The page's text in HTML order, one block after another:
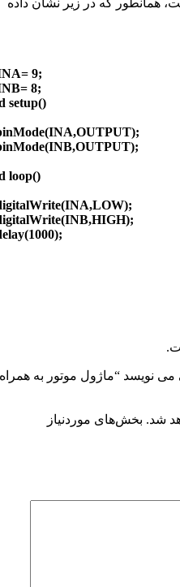
9;
8;
setup()
loop()
می نویسد “ماژول موتور به همراه
شد. بخش‌های موردنیاز